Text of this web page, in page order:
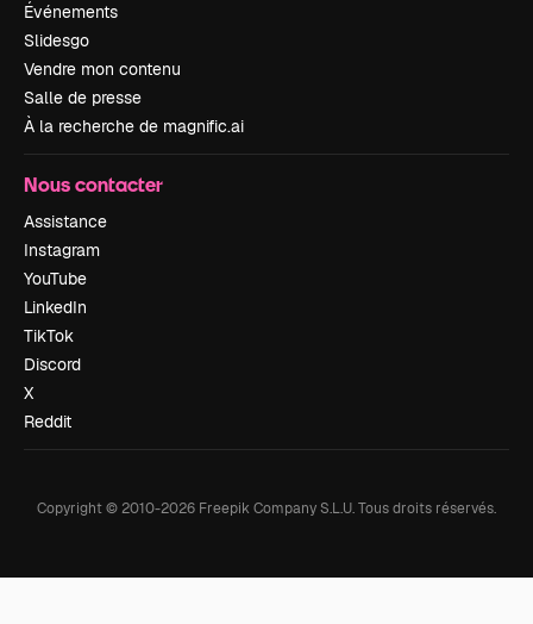
Événements
Slidesgo
Vendre mon contenu
Salle de presse
À la recherche de magnific.ai
Nous contacter
Assistance
Instagram
YouTube
LinkedIn
TikTok
Discord
X
Reddit
Copyright © 2010-2026 Freepik Company S.L.U.Tous droits réservés.